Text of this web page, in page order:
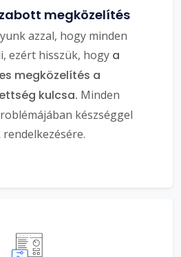
megközelítés
azzal, hogy minden
ezért hisszük, hogy a
megközelítés a
kulcsa. Minden
készséggel